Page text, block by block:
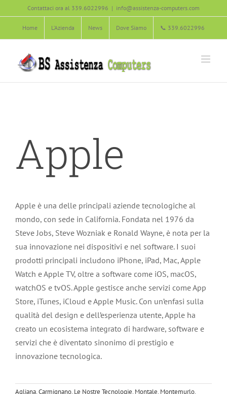
al
Contattaci ora al 339.6022996 | info@assistenza-computers.com
Home L’Azienda News Dove Siamo 📞 339.6022996
Apple
Apple è una delle principali aziende tecnologiche al
mondo, con sede in California. Fondata nel 1976 da
Steve Jobs, Steve Wozniak e Ronald Wayne, è nota per la
sua innovazione nei dispositivi e nel software. I suoi
prodotti principali includono iPhone, iPad, Mac, Apple
Watch e Apple TV, oltre a software come iOS, macOS,
watchOS e tvOS. Apple gestisce anche servizi come App
Store, iTunes, iCloud e Apple Music. Con un’enfasi sulla
qualità del design e dell’esperienza utente, Apple ha
creato un ecosistema integrato di hardware, software e
servizi che è diventato sinonimo di prestigio e
innovazione tecnologica.
Agliana,Carmignano, Le Nostre Tecnologie, Montale, Montemurlo,